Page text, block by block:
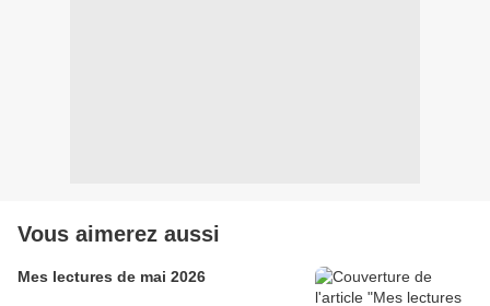
Vous aimerez aussi
Mes lectures de mai 2026